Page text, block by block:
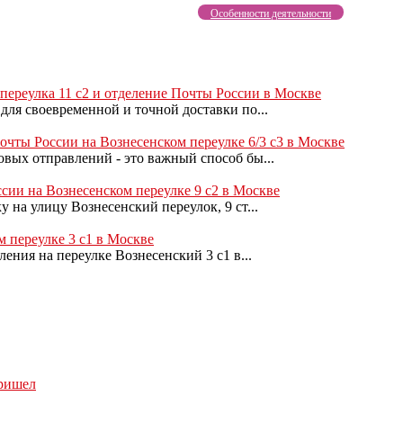
Особенности деятельности
11 с2 и отделение Почты России в Москве
своевременной и точной доставки по...
России на Вознесенском переулке 6/3 с3 в Москве
отправлений - это важный способ бы...
на Вознесенском переулке 9 с2 в Москве
улицу Вознесенский переулок, 9 ст...
переулке 3 с1 в Москве
на переулке Вознесенский 3 с1 в...